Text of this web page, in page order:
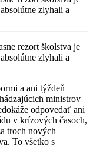
zlyhali a
rezort školstva je
zlyhali a
a ani týždeň
ministrov
odpovedať ani
v krízových časoch,
troch nových
To všetko s